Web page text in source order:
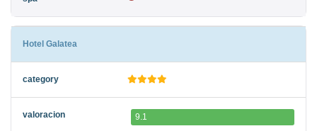
Hotel Galatea
9.1